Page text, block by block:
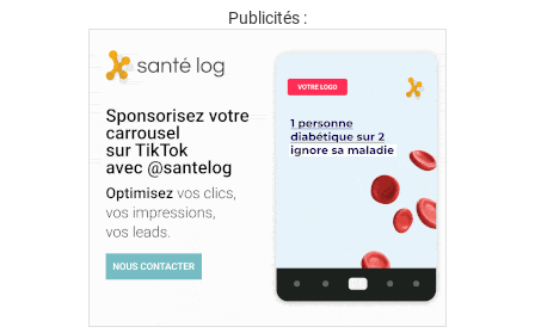
Publicités :